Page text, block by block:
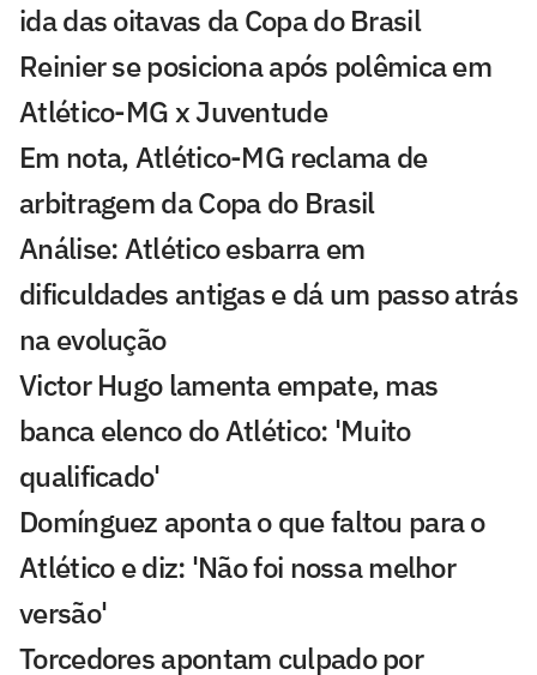
ida das oitavas da Copa do Brasil
Reinier se posiciona após polêmica em
Atlético-MG x Juventude
Em nota, Atlético-MG reclama de
arbitragem da Copa do Brasil
Análise: Atlético esbarra em
dificuldades antigas e dá um passo atrás
na evolução
Victor Hugo lamenta empate, mas
banca elenco do Atlético: 'Muito
qualificado'
Domínguez aponta o que faltou para o
Atlético e diz: 'Não foi nossa melhor
versão'
Torcedores apontam culpado por